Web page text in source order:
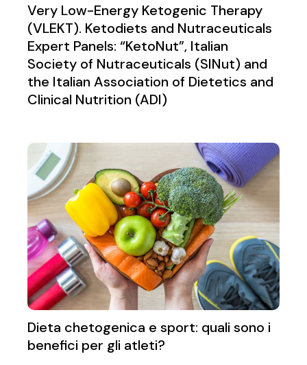
Very Low-Energy Ketogenic Therapy
(VLEKT). Ketodiets and Nutraceuticals
Expert Panels: “KetoNut”, Italian
Society of Nutraceuticals (SINut) and
the Italian Association of Dietetics and
Clinical Nutrition (ADI)
Dieta chetogenica e sport: quali sono i
benefici per gli atleti?